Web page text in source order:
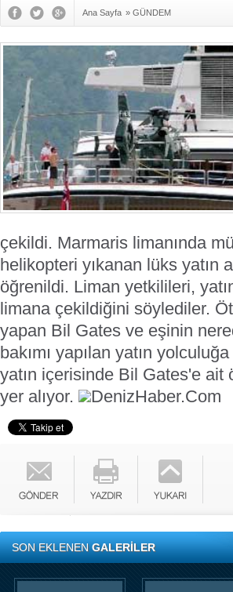
Ana Sayfa » GÜNDEM
çekildi. Marmaris limanında
helikopteri yıkanan lüks yatın
öğrenildi. Liman yetkilileri,
limana çekildiğini söylediler.
yapan Bil Gates ve eşinin
bakımı yapılan yatın
yatın içerisinde Bil Gates'e
yer alıyor.
DenizHaber.Com
SON EKLENENGALERİLER